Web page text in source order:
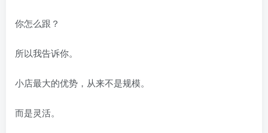
你怎么跟？
所以我告诉你。
小店最大的优势，从来不是规模。
而是灵活。